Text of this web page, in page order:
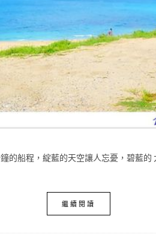
的船程，綻藍的天空讓人忘憂，碧藍
繼續閱讀